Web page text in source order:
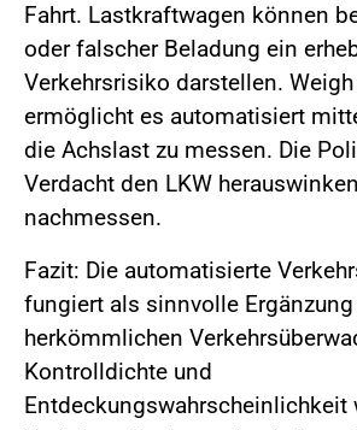
Fahrt. Lastkraftwagen können
oder falscher Beladung ein
Verkehrsrisiko darstellen.
ermöglicht es automatisiert
die Achslast zu messen. Die
Verdacht den LKW
nachmessen.
Fazit: Die automatisierte
fungiert als sinnvolle Ergänzung
herkömmlichen
Kontrolldichte und
Entdeckungswahrscheinlichkeit